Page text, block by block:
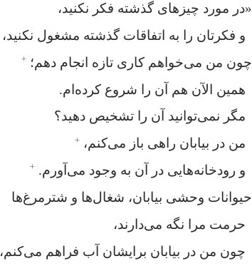
‏«در مورد چیزهای گذشته فکر نکنید،‏
و فکرتان را به اتفاقات گذشته مشغول نکنید،‏
چون من می‌خواهم کاری تازه انجام دهم؛‏ +
همین الآن هم آن را شروع کرده‌ام.‏
مگر نمی‌توانید آن را تشخیص دهید؟‏
من در بیابان راهی باز می‌کنم،‏ +
و رودخانه‌هایی در آن به وجود می‌آورم.‏ +
حیوانات وحشی بیابان،‏ شغال‌ها و شترمرغ‌ها
حرمت مرا نگه می‌دارند،‏
چون من در بیابان برایشان آب فراهم می‌کنم،‏